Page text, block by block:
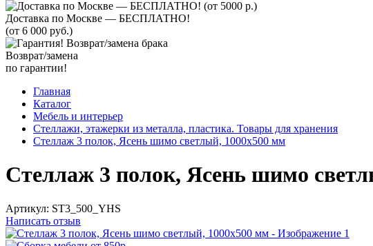
Доставка по Москве — БЕСПЛАТНО!
(от 6 000 руб.)
Возврат/замена
по гарантии!
Главная
Каталог
Мебель и интерьер
Стеллажи, этажерки из металла, пластика. Товары для хранения
Стеллаж 3 полок, Ясень шимо светлый, 1000х500 мм
Стеллаж 3 полок, Ясень шимо
Артикул: ST3_500_YHS
Написать отзыв